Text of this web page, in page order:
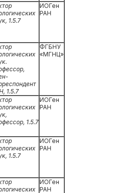
1.5.7
ИОГен
РАН
1.5.7
ФГБНУ
«МГНЦ»
1.5.7
ИОГен
РАН
1.5.7
ИОГен
РАН
ИОГен
РАН